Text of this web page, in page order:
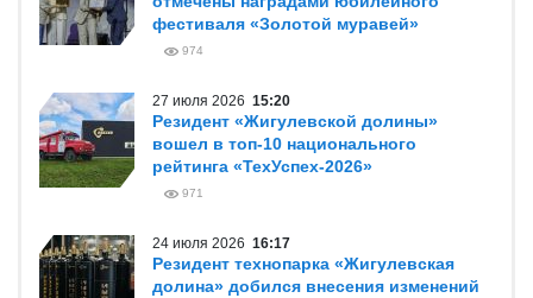
фестиваля «Золотой муравей»
974
27 июля 2026 15:20
Резидент «Жигулевской долины»
вошел в топ-10 национального
рейтинга «ТехУспех-2026»
971
24 июля 2026 16:17
Резидент технопарка «Жигулевская
долина» добился внесения изменений